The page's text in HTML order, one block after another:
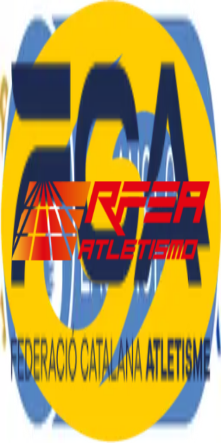
El Club AtletesBlog
ES
El ClubAtletesBlogTarifes RobaContacte
CA
SEDENTARIS
Col·laboradors i Patrocinadors
©2026Club d'Atletisme Sedentaris.Cat —
Tots els drets
reservats
Castelldefels, Barcelona
info@sedentaris.cat